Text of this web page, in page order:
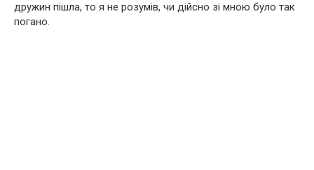
дружин пішла, то я не розумів, чи дійсно зі мною було так
погано.